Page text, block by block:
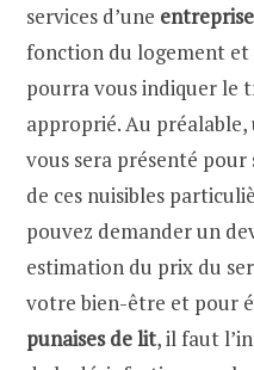
services d’une
fonction du logement et
pourra vous indiquer le
approprié. Au
vous sera présenté pour
de ces nuisibles
pouvez demander un
estimation du prix du
votre bien-être et pour
punaises de lit, il faut